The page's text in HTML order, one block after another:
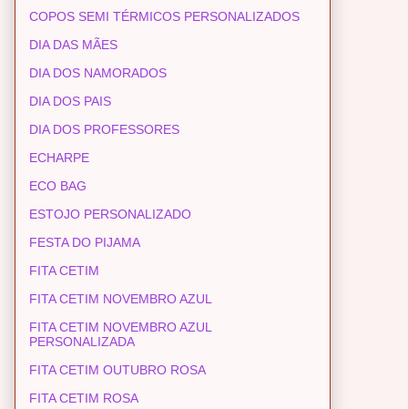
COPOS SEMI TÉRMICOS PERSONALIZADOS
DIA DAS MÃES
DIA DOS NAMORADOS
DIA DOS PAIS
DIA DOS PROFESSORES
ECHARPE
ECO BAG
ESTOJO PERSONALIZADO
FESTA DO PIJAMA
FITA CETIM
FITA CETIM NOVEMBRO AZUL
FITA CETIM NOVEMBRO AZUL
PERSONALIZADA
FITA CETIM OUTUBRO ROSA
FITA CETIM ROSA